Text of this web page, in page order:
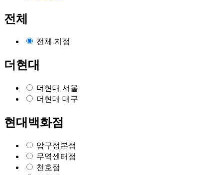
전체
전체 지점
더현대
더현대 서울
더현대 대구
현대백화점
압구정본점
무역센터점
천호점